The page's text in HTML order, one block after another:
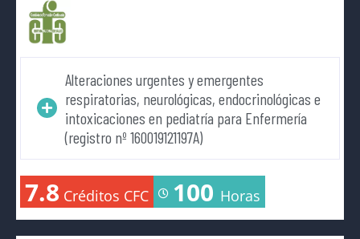
Alteraciones urgentes y emergentes
respiratorias, neurológicas, endocrinológicas e
intoxicaciones en pediatría para Enfermería
(registro nº 160019121197A)
7.8 Créditos CFC 100 Horas